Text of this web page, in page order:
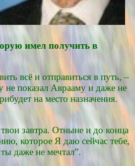
имел получить в
всё и отправиться в путь, –
не показал Аврааму и даже не
на место назначения.
завтра. Отныне и до конца
которое Я даю сейчас тебе,
даже не мечтал”.